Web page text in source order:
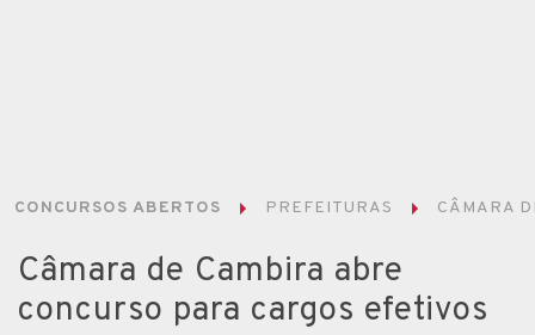
CONCURSOS ABERTOS PREFEITURAS CÂMARA
Câmara de Cambira abre
concurso para cargos efetivos